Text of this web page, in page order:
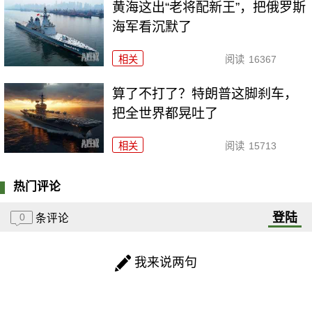
黄海这出“老将配新王”，把俄罗斯
海军看沉默了
相关 阅读 16367
算了不打了？特朗普这脚刹车，
把全世界都晃吐了
相关 阅读 15713
热门评论
0 条评论 登陆
我来说两句